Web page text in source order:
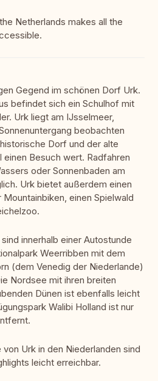
Netherlands makes all the
Gegend im schönen Dorf Urk.
befindet sich ein Schulhof mit
Urk liegt am IJsselmeer,
beobachten
Dorf und der alte
einen Besuch wert. Radfahren
oder Sonnenbaden am
Urk bietet außerdem einen
einen Spielwald
innerhalb einer Autostunde
Weerribben mit dem
(dem Venedig der Niederlande)
Nordsee mit ihren breiten
Dünen ist ebenfalls leicht
Walibi Holland ist nur
Urk in den Niederlanden sind
leicht erreichbar.